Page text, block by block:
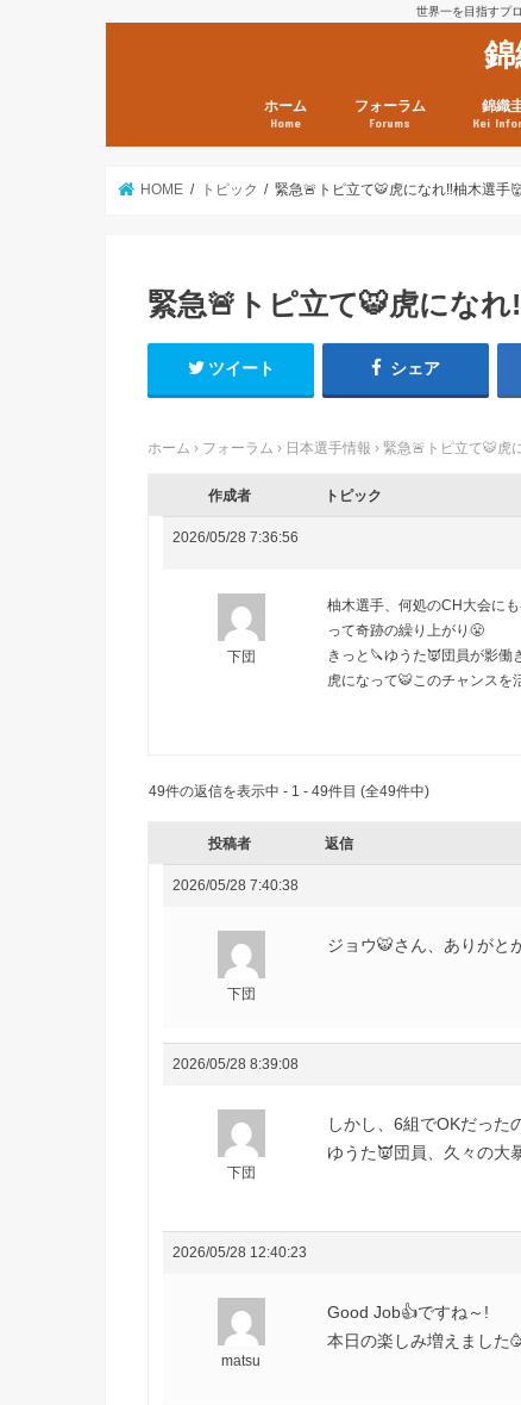
世界一を目指すプ
ホーム
Home
フォーラム
Forums
錦織
Kei
日現在）
点）
HOME トピック 緊急🚨トピ立て🐯虎になれ‼️柚木選手
緊急🚨トピ立て🐯虎にな
ツイート シェア
ホーム › フォーラム › 日本選手情報 › 緊急🚨トピ立て🐯虎
作成者 トピック
2026/05/28 7:36:56
下団
柚木選手、何処のCH大会に
って奇跡の繰り上がり😤
きっと🔪ゆうた👿団員が影
虎になって🐯このチャンスを
49件の返信を表示中 - 1 - 49件目 (全49件中)
投稿者 返信
2026/05/28 7:40:38
下団
ジョウ🐯さん、ありがと
2026/05/28 8:39:08
下団
しかし、6組でOKだった
ゆうた👿団員、久々の大
2026/05/28 12:40:23
matsu
Good Job👍ですね～!
本日の楽しみ増えました